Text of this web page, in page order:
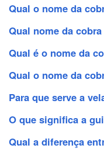
Qual o nome da
Qual nome da
Qual é o nome da
Qual o nome da
Para que serve a
O que significa a
Qual a diferença